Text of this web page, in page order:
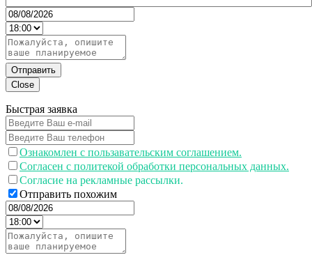
Отправить
Close
Быстрая заявка
Ознакомлен с пользавательским соглашением.
Согласен с политекой обработки персональных данных.
Согласие на рекламные рассылки.
Отправить похожим